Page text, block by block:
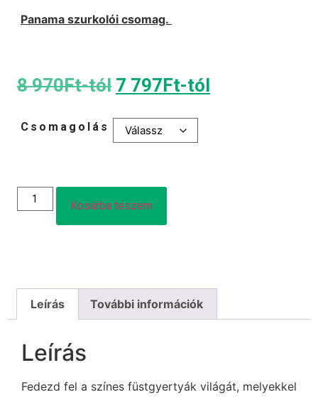
Panama szurkolói csomag.
8 970Ft-tól 7 797Ft-tól
Csomagolás
Kosárba teszem
Leírás További információk
Leírás
Fedezd fel a színes füstgyertyák világát, melyekkel